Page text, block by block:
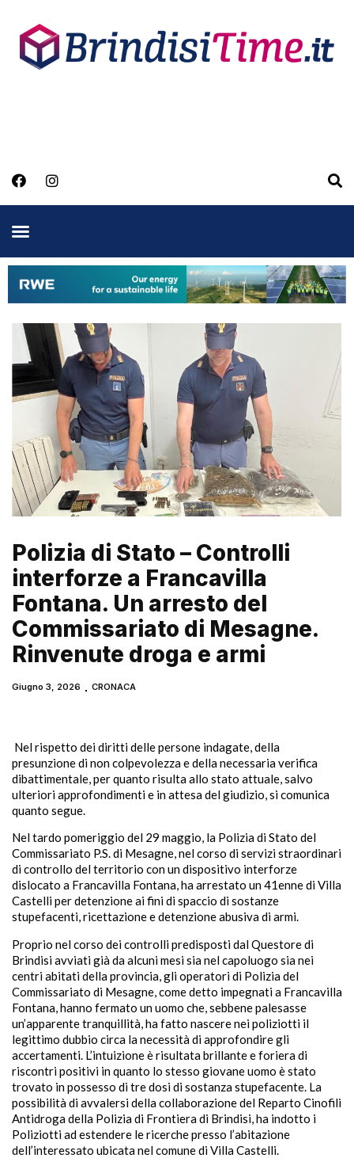
Polizia di Stato – Controlli
interforze a Francavilla
Fontana. Un arresto del
Commissariato di Mesagne.
Rinvenute droga e armi
Giugno 3, 2026 CRONACA
Nel rispetto dei diritti delle persone indagate, della
presunzione di non colpevolezza e della necessaria verifica
dibattimentale, per quanto risulta allo stato attuale, salvo
ulteriori approfondimenti e in attesa del giudizio, si comunica
quanto segue.
Nel tardo pomeriggio del 29 maggio, la Polizia di Stato del
Commissariato P.S. di Mesagne, nel corso di servizi straordinari
di controllo del territorio con un dispositivo interforze
dislocato a Francavilla Fontana, ha arrestato un 41enne di Villa
Castelli per detenzione ai fini di spaccio di sostanze
stupefacenti, ricettazione e detenzione abusiva di armi.
Proprio nel corso dei controlli predisposti dal Questore di
Brindisi avviati già da alcuni mesi sia nel capoluogo sia nei
centri abitati della provincia, gli operatori di Polizia del
Commissariato di Mesagne, come detto impegnati a Francavilla
Fontana, hanno fermato un uomo che, sebbene palesasse
un’apparente tranquillità, ha fatto nascere nei poliziotti il
legittimo dubbio circa la necessità di approfondire gli
accertamenti. L’intuizione è risultata brillante e foriera di
riscontri positivi in quanto lo stesso giovane uomo è stato
trovato in possesso di tre dosi di sostanza stupefacente. La
possibilità di avvalersi della collaborazione del Reparto Cinofili
Antidroga della Polizia di Frontiera di Brindisi, ha indotto i
Poliziotti ad estendere le ricerche presso l’abitazione
dell’interessato ubicata nel comune di Villa Castelli.